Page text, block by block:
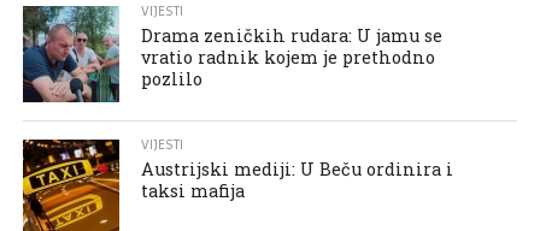
VIJESTI
Drama zeničkih rudara: U jamu se
vratio radnik kojem je prethodno
pozlilo
VIJESTI
Austrijski mediji: U Beču ordinira i
taksi mafija